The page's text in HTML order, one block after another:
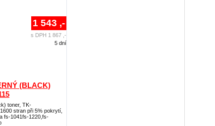
(BLACK)
toner, TK-
stran při 5% pokrytí,
fs-1041fs-1220,fs-
1 543 ,-
s DPH 1 867 ,-
5 dní